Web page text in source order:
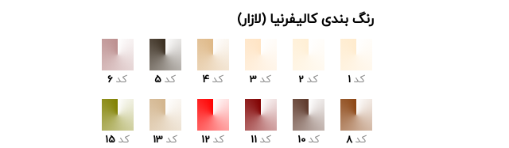
رنگ بندی کالیفرنیا (لازار)
کد 1 کد 2 کد 3 کد 4 کد 5 کد 6
کد 8 کد 10 کد 11 کد 12 کد 13 کد 15